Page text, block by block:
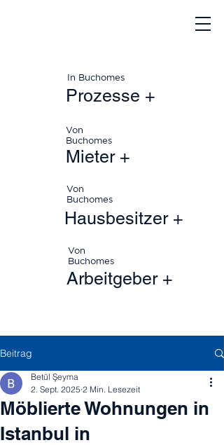
In Buchomes
Prozesse +
Von
Buchomes
Mieter +
Von
Buchomes
Hausbesitzer +
Von
Buchomes
Arbeitgeber +
Beitrag
Möblierte Wohnungen in
Istanbul in
Betül Şeyma
2. Sept. 2025 2 Min. Lesezeit